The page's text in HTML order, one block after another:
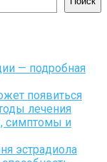
— подробная
появиться
лечения
симптомы и
эстрадиола